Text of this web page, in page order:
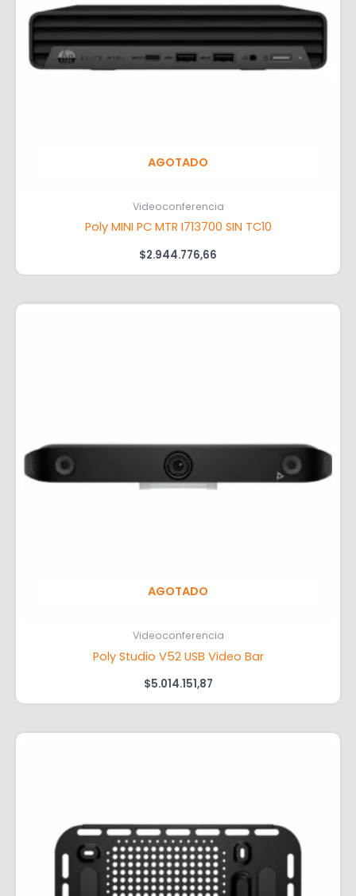
AGOTADO
Videoconferencia
Poly MINI PC MTR I713700 SIN TC10
$2.944.776,66
AGOTADO
Videoconferencia
Poly Studio V52 USB Video Bar
$5.014.151,87